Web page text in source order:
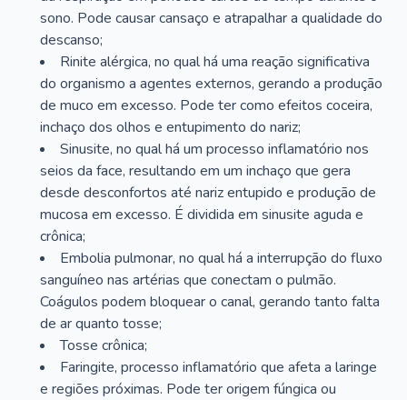
sono. Pode causar cansaço e atrapalhar a qualidade do
descanso;
Rinite alérgica, no qual há uma reação significativa
do organismo a agentes externos, gerando a produção
de muco em excesso. Pode ter como efeitos coceira,
inchaço dos olhos e entupimento do nariz;
Sinusite, no qual há um processo inflamatório nos
seios da face, resultando em um inchaço que gera
desde desconfortos até nariz entupido e produção de
mucosa em excesso. É dividida em sinusite aguda e
crônica;
Embolia pulmonar, no qual há a interrupção do fluxo
sanguíneo nas artérias que conectam o pulmão.
Coágulos podem bloquear o canal, gerando tanto falta
de ar quanto tosse;
Tosse crônica;
Faringite, processo inflamatório que afeta a laringe
e regiões próximas. Pode ter origem fúngica ou